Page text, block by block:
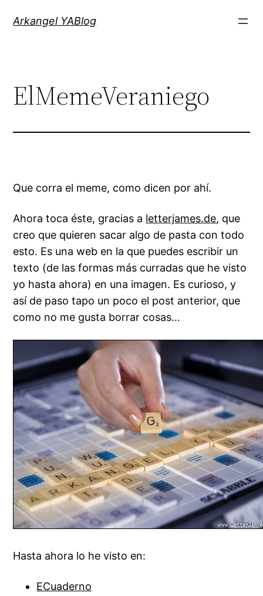
Arkangel YABlog
ElMemeVeraniego
Que corra el meme, como dicen por ahí.
Ahora toca éste, gracias a letterjames.de, que
creo que quieren sacar algo de pasta con todo
esto. Es una web en la que puedes escribir un
texto (de las formas más curradas que he visto
yo hasta ahora) en una imagen. Es curioso, y
así de paso tapo un poco el post anterior, que
como no me gusta borrar cosas…
Hasta ahora lo he visto en:
ECuaderno